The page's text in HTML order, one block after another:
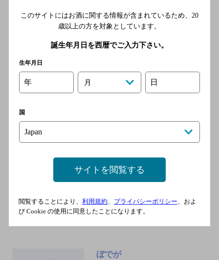
神戸線 神戸三宮駅 徒歩3分／
阪神本線 三宮駅 徒歩5分
[焼き鳥]
神戸市営地下鉄西神・山手
三宮駅／ポートライナー 三
宮駅／阪神本線 三宮駅
三宮 串揚げ バルザル 三
宮店
[串揚げイタリアンバール]
各線 三宮駅より徒歩3分
ぼでが
このサイトにはお酒に関する情報が含まれているため、 20
歳以上の方を対象としています。
誕生年月日を西暦でご入力下さい。
生年月日
年 月 日
国
サイトを閲覧する
閲覧することにより、 利用規約、 プライバシーポリシー、およ
び Cookie の使用に同意したことになります。